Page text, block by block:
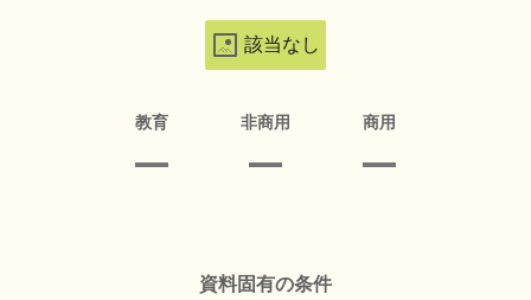
該当なし
教育 非商用 商用
資料固有の条件